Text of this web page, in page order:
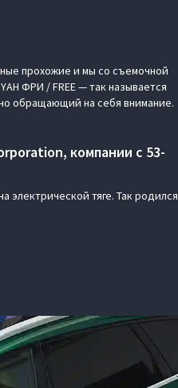
прохожие и мы со съемочной
ФРИ / FREE — так называется
обращающий на себя внимание.
компании с 53-
электрической тяге. Так родился